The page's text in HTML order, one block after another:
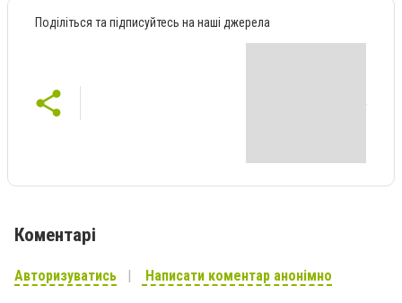
Поділіться та підписуйтесь на наші джерела
Коментарі
Авторизуватись Написати коментар анонімно